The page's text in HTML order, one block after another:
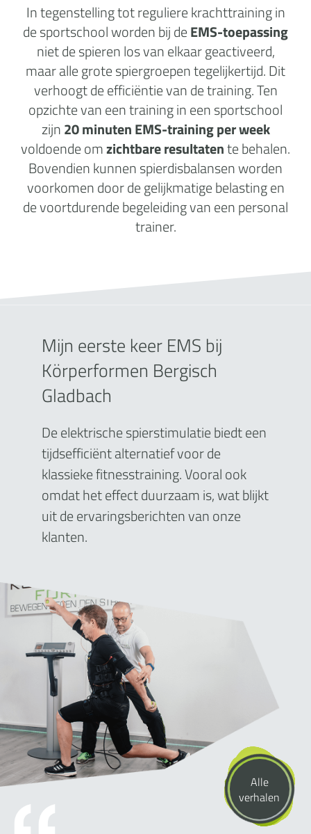
In tegenstelling tot reguliere krachttraining in
de sportschool worden bij deEMS-toepassing
niet de spieren los van elkaar geactiveerd,
maar alle grote spiergroepen tegelijkertijd. Dit
verhoogt de efficiëntie van de training. Ten
opzichte van een training in een sportschool
zijn20 minuten EMS-training per week
voldoende omzichtbare resultatente behalen.
Bovendien kunnen spierdisbalansen worden
voorkomen door de gelijkmatige belasting en
de voortdurende begeleiding van een personal
trainer.
Mijn eerste keer EMS bij
Körperformen Bergisch
Gladbach
De elektrische spierstimulatie biedt een
tijdsefficiënt alternatief voor de
klassieke fitnesstraining. Vooral ook
omdat het effect duurzaam is, wat blijkt
uit de ervaringsberichten van onze
klanten.
Alle
verhalen